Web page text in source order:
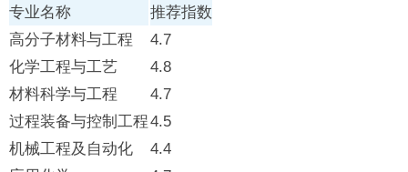
专业名称
推荐指数
高分子材料与工程
4.7
化学工程与工艺
4.8
材料科学与工程
4.7
过程装备与控制工程4.5
机械工程及自动化
4.4